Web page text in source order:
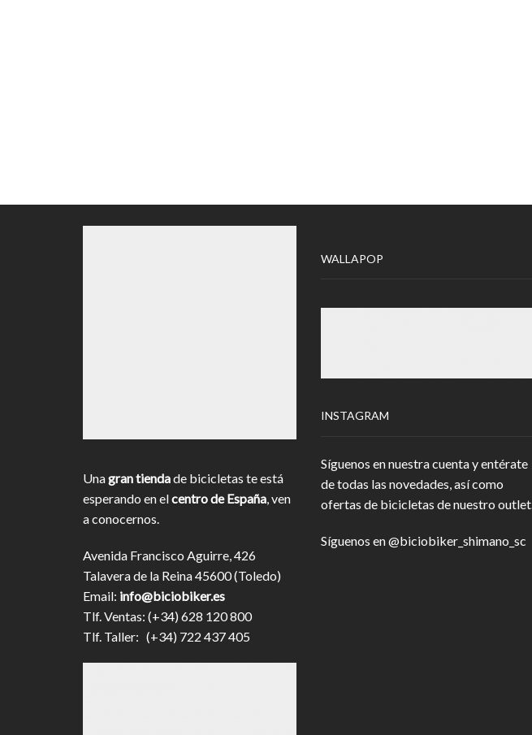
Unagran tiendade bicicletas te está
esperando en elcentro de España , ven
a conocernos.
Avenida Francisco Aguirre, 426
Talavera de la Reina 45600 (Toledo)
Email: info@biciobiker.es
Tlf. Ventas: (+34) 628 120 800
Tlf. Taller: (+34) 722 437 405
WALLAPOP
INSTAGRAM
Síguenos en nuestra cuenta y entérate
de todas las novedades, así como
ofertas de bicicletas de nuestro outlet.
Síguenos en@biciobiker_shimano_sc